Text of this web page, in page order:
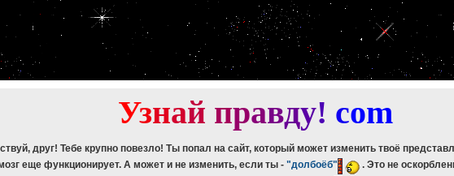
Couldn't fetch mysqli_result
Couldn't fetch mysqli_result
Couldn't fetch mysqli_result
Couldn't fetch mysqli_result
Couldn't fetch mysqli_result
Couldn't fetch mysqli_result
Couldn't fetch mysqli_result
Couldn't fetch mysqli_result
Узнай правду! com
друг! Тебе крупно повезло! Ты попал на сайт, который может изменить твоё
еще функционирует. А может и не изменить, если ты - "долбоёб"
. Это не